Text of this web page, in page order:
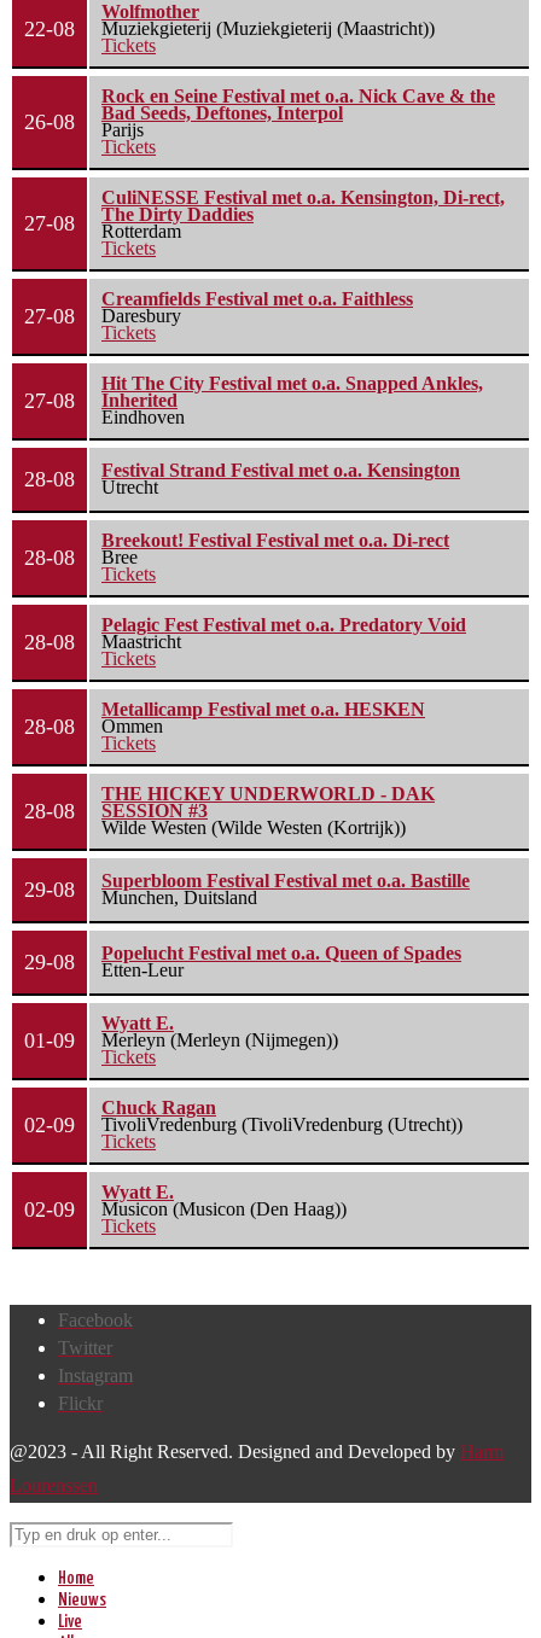
22-08
Wolfmother
Muziekgieterij (Muziekgieterij (Maastricht))
Tickets
26-08
Rock en Seine Festival met o.a. Nick Cave & the
Bad Seeds, Deftones, Interpol
Parijs
Tickets
27-08
CuliNESSE Festival met o.a. Kensington, Di-rect,
The Dirty Daddies
Rotterdam
Tickets
27-08
Creamfields Festival met o.a. Faithless
Daresbury
Tickets
27-08
Hit The City Festival met o.a. Snapped Ankles,
Inherited
Eindhoven
28-08
Festival Strand Festival met o.a. Kensington
Utrecht
28-08
Breekout! Festival Festival met o.a. Di-rect
Bree
Tickets
28-08
Pelagic Fest Festival met o.a. Predatory Void
Maastricht
Tickets
28-08
Metallicamp Festival met o.a. HESKEN
Ommen
Tickets
28-08
THE HICKEY UNDERWORLD - DAK
SESSION #3
Wilde Westen (Wilde Westen (Kortrijk))
29-08
Superbloom Festival Festival met o.a. Bastille
Munchen, Duitsland
29-08
Popelucht Festival met o.a. Queen of Spades
Etten-Leur
01-09
Wyatt E.
Merleyn (Merleyn (Nijmegen))
Tickets
02-09
Chuck Ragan
TivoliVredenburg (TivoliVredenburg (Utrecht))
Tickets
02-09
Wyatt E.
Musicon (Musicon (Den Haag))
Tickets
Facebook
Twitter
Instagram
Flickr
@2023 - All Right Reserved. Designed and Developed by Harm
Lourenssen
Home
Nieuws
Live